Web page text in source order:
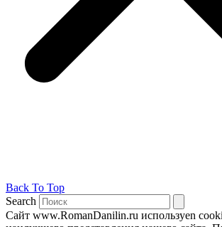
Back To Top
Search
Сайт www.RomanDanilin.ru используеn